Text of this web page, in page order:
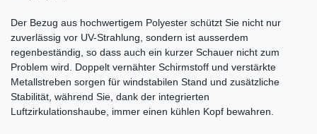
Der Bezug aus hochwertigem Polyester schützt Sie nicht nur
zuverlässig vor UV-Strahlung, sondern ist ausserdem
regenbeständig, so dass auch ein kurzer Schauer nicht zum
Problem wird. Doppelt vernähter Schirmstoff und verstärkte
Metallstreben sorgen für windstabilen Stand und zusätzliche
Stabilität, während Sie, dank der integrierten
Luftzirkulationshaube, immer einen kühlen Kopf bewahren.